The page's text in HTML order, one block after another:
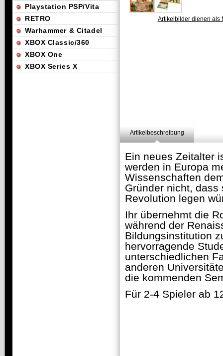
Artikelbilder dienen als
Artikelbeschreibung
Ein neues Zeitalter
werden in Europa
Wissenschaften
Gründer nicht,
Revolution legen
Ihr übernehmt die
während der
Bildungsinstitution
hervorragende
unterschiedlichen
anderen
die kommenden
Für 2-4 Spieler ab
Playstation PSP/Vita
RETRO
Warhammer & Citadel
XBOX Classic/360
XBOX One
XBOX Series X